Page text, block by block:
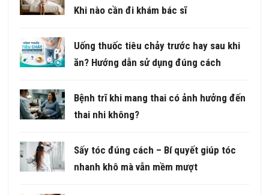
Khi nào cần đi khám bác sĩ
Uống thuốc tiêu chảy trước hay sau khi
ăn? Hướng dẫn sử dụng đúng cách
Bệnh trĩ khi mang thai có ảnh hưởng đến
thai nhi không?
Sấy tóc đúng cách – Bí quyết giúp tóc
nhanh khô mà vẫn mềm mượt